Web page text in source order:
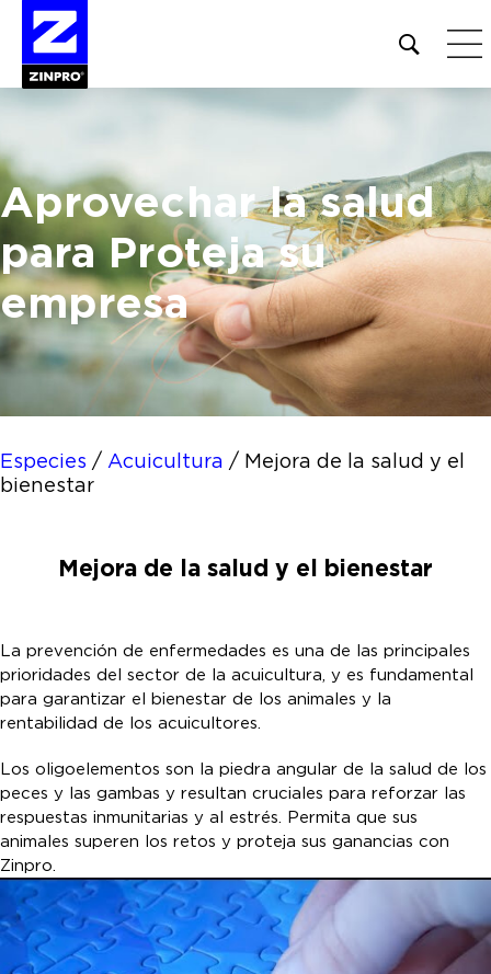
Open
site
search
Buscar:
Aprovechar la salud
paraProteja su
empresa
Especies / Acuicultura / Mejora de la salud y el
bienestar
Mejora de la salud y el bienestar
La prevención de enfermedades es una de las principales
prioridades del sector de la acuicultura, y es fundamental
para garantizar el bienestar de los animales y la
rentabilidad de los acuicultores.
Los oligoelementos son la piedra angular de la salud de los
peces y las gambas y resultan cruciales para reforzar las
respuestas inmunitarias y al estrés. Permita que sus
animales superen los retos y proteja sus ganancias con
Zinpro.